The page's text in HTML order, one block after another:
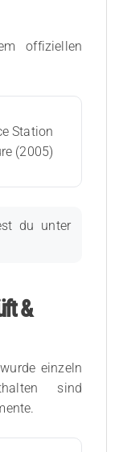
offiziellen
Station
(2005)
du unter
&
einzeln
sind